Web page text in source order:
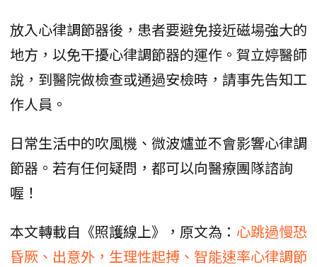
放入心律調節器後，患者要避免接近磁場強大的
地方，以免干擾心律調節器的運作。賀立婷醫師
說，到醫院做檢查或通過安檢時，請事先告知工
作人員。
日常生活中的吹風機、微波爐並不會影響心律調
節器。若有任何疑問，都可以向醫療團隊諮詢
喔！
本文轉載自《照護線上》，原文為： 心跳過慢恐
昏厥、出意外，生理性起搏、智能速率心律調節